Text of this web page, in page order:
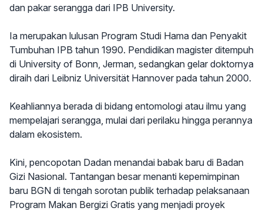
dan pakar serangga dari IPB University.
Ia merupakan lulusan Program Studi Hama dan Penyakit
Tumbuhan IPB tahun 1990. Pendidikan magister ditempuh
di University of Bonn, Jerman, sedangkan gelar doktornya
diraih dari Leibniz Universität Hannover pada tahun 2000.
Keahliannya berada di bidang entomologi atau ilmu yang
mempelajari serangga, mulai dari perilaku hingga perannya
dalam ekosistem.
Kini, pencopotan Dadan menandai babak baru di Badan
Gizi Nasional. Tantangan besar menanti kepemimpinan
baru BGN di tengah sorotan publik terhadap pelaksanaan
Program Makan Bergizi Gratis yang menjadi proyek